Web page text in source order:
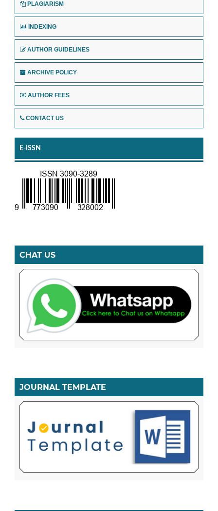
PLAGIARISM
INDEXING
AUTHOR GUIDELINES
ARCHIVE POLICY
AUTHOR FEES
CONTACT US
E-ISSN
CHAT US
JOURNAL TEMPLATE